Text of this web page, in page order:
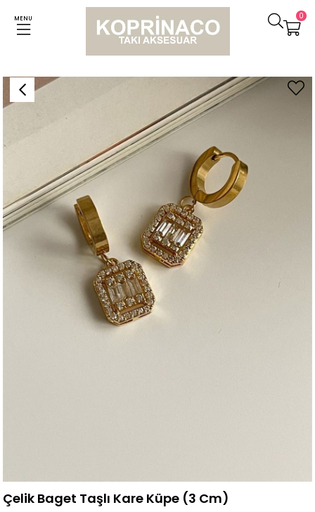
MENU 0
Küpeler Çelik Baget Taşlı Kare Küpe (3 Cm)
Çelik Baget Taşlı Kare Küpe (3 Cm)